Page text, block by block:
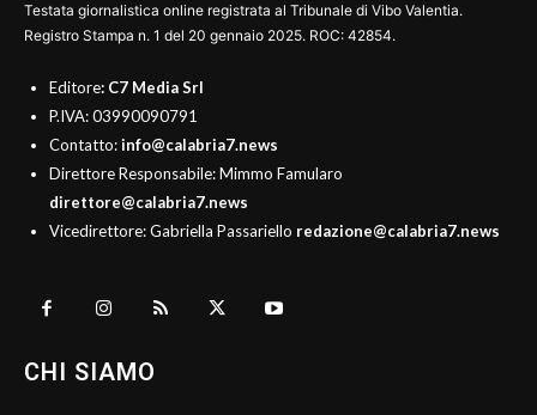
Testata giornalistica online registrata al Tribunale di Vibo Valentia.
Registro Stampa n. 1 del 20 gennaio 2025. ROC: 42854.
Editore: C7 Media Srl
P.IVA: 03990090791
Contatto:info@calabria7.news
Direttore Responsabile: Mimmo Famularo
direttore@calabria7.news
Vicedirettore: Gabriella Passariello redazione@calabria7.news
CHI SIAMO